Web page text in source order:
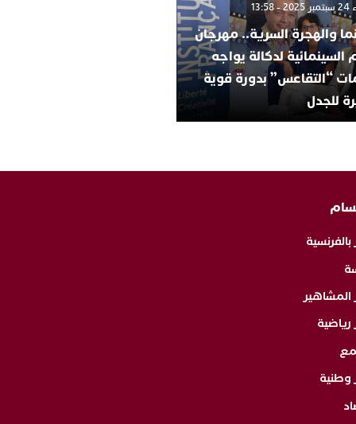
والهجرة السرية.. مهرجان
السينمائية لدكالة يواجه
“التقاعس” بدورة قوية
للجدل
بالفرنسية
المشاهير
رياضية
وطنية